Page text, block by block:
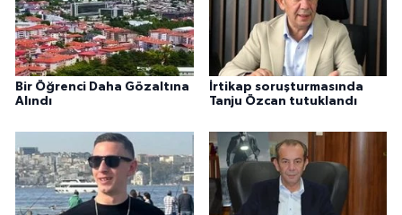
Bir Öğrenci Daha Gözaltına
Alındı
İrtikap soruşturmasında
Tanju Özcan tutuklandı